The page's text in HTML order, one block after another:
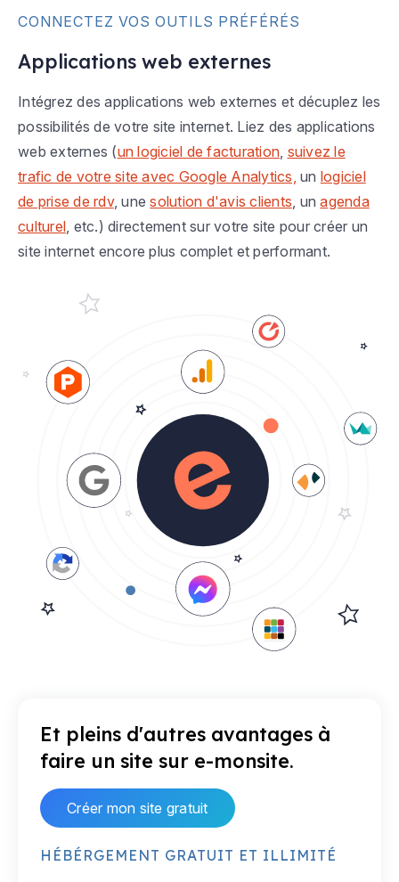
CONNECTEZ VOS OUTILS PRÉFÉRÉS
Applications web externes
Intégrez des applications web externes et décuplez les
possibilités de votre site internet. Liez des applications
web externes (un logiciel de facturation, suivez le
trafic de votre site avec Google Analytics, un logiciel
de prise de rdv, unesolution d'avis clients, unagenda
culturel, etc.) directement sur votre site pour créer un
site internet encore plus complet et performant.
Et pleins d'autres avantages à
faire un site sur e-monsite.
Créer mon site gratuit
HÉBÉRGEMENT GRATUIT ET ILLIMITÉ